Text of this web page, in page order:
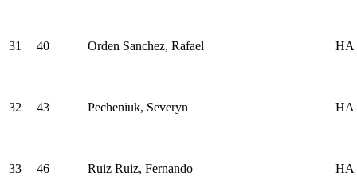
31 40 Orden Sanchez, Rafael HA
32 43 Pecheniuk, Severyn HA
33 46 Ruiz Ruiz, Fernando HA